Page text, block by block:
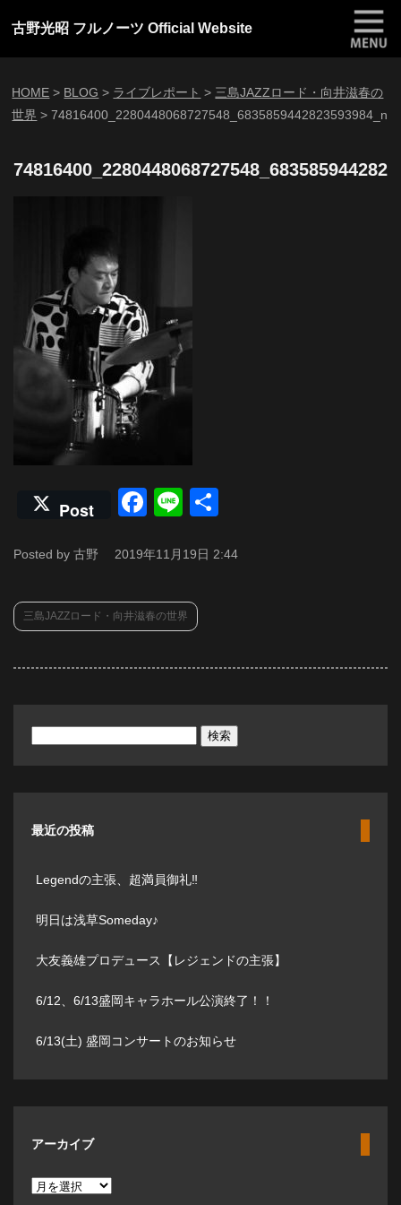
古野光昭 フルノーツ Official Website
HOME > BLOG > ライブレポート > 三島JAZZロード・向井滋春の
世界 >74816400_2280448068727548_6835859442823593984_n
Post Facebook
Line
Posted by 古野 2019年11月19日 2:44
三島JAZZロード・向井滋春の世界
最近の投稿
Legendの主張、超満員御礼‼️
明日は浅草Someday♪
大友義雄プロデュース【レジェンドの主張】
6/12、6/13盛岡キャラホール公演終了！！
6/13(土) 盛岡コンサートのお知らせ
アーカイブ
ア